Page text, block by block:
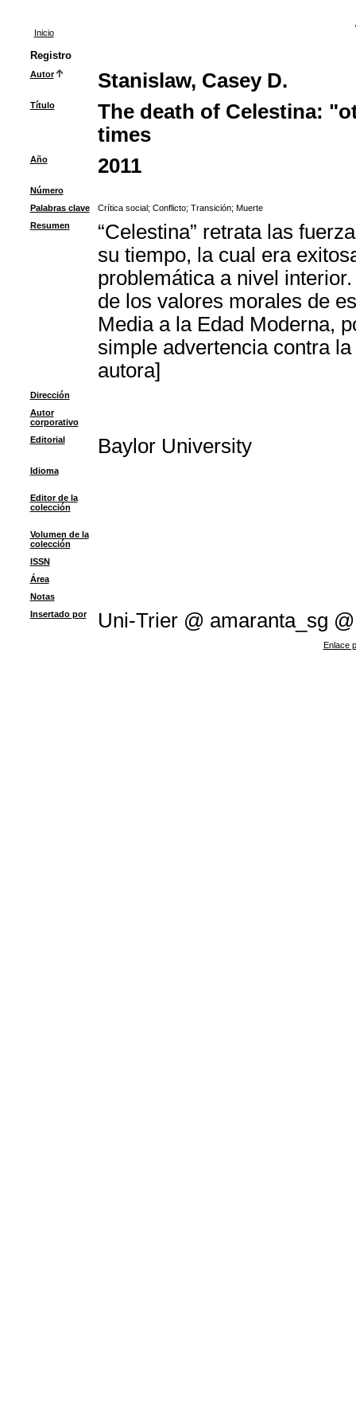
Inicio
Registro
Autor Stanislaw, Casey D.
Título
The death of Celestina:
times
Año 2011
Número
Palabras clave
Crítica social; Conflicto; Transición; Muerte
Resumen
“Celestina” retrata las
su tiempo, la cual era
problemática a nivel
de los valores morales de
Media a la Edad Moderna,
simple advertencia contra
autora]
Dirección
Autor
corporativo
Editorial
Baylor University
Idioma
Editor de la
colección
Volumen de la
colección
ISSN
Área
Notas
Insertado por
Uni-Trier @ amaranta_sg @
Enlace